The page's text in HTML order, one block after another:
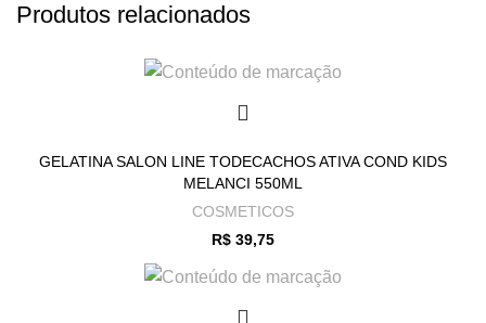
Produtos relacionados
GELATINA SALON LINE TODECACHOS ATIVA COND KIDS
MELANCI 550ML
COSMETICOS
R$ 39,75